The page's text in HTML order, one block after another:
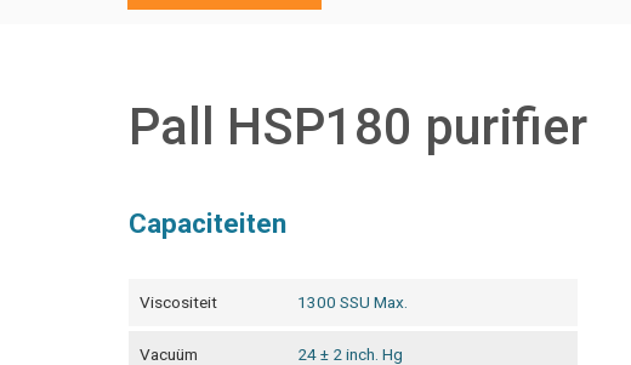
Pall HSP180 purifier
Capaciteiten
Viscositeit 1300 SSU Max.
Vacuüm 24 ± 2 inch. Hg